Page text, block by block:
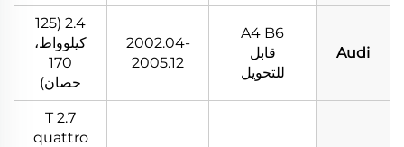
Audi
A4 B6
قابل
للتحويل
2002.04-
2005.12
2.4 (125
كيلوواط،
170
حصان)
2.7 T
quattro